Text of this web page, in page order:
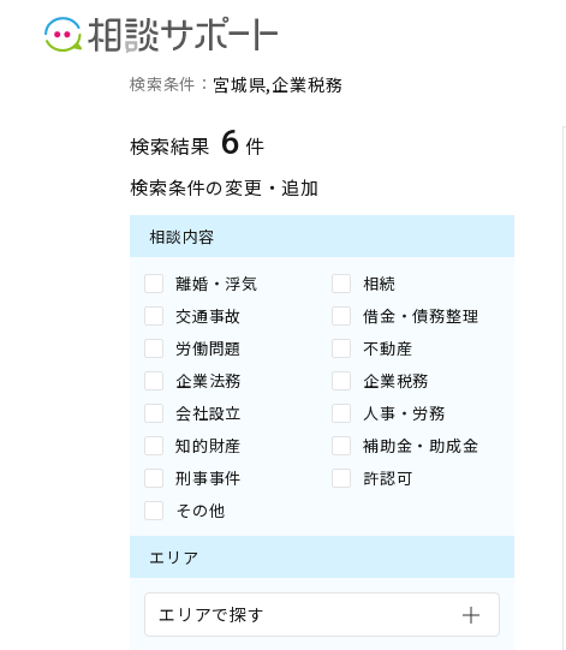
宮城県の企業税務に強い専門
検索条件： 宮城県 企業税務
検索結果 6 件
検索条件の変更・追加
相談内容
離婚・浮気
相続
交通事故
借金・債務整理
労働問題
不動産
企業法務
企業税務
会社設立
人事・労務
知的財産
補助金・助成金
刑事事件
許認可
その他
エリア
エリアで探す